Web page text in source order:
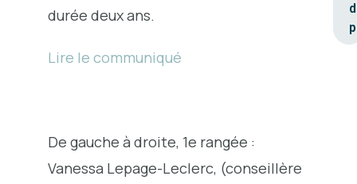
durée deux ans.
Lire le communiqué
De gauche à droite, 1e rangée :
Vanessa Lepage-Leclerc, (conseillère